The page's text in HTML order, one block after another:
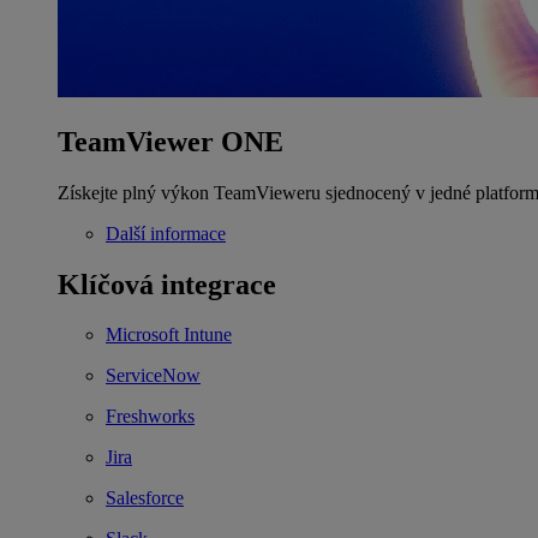
TeamViewer ONE
Získejte plný výkon TeamVieweru sjednocený v jedné
Další informace
Klíčová integrace
Microsoft Intune
ServiceNow
Freshworks
Jira
Salesforce